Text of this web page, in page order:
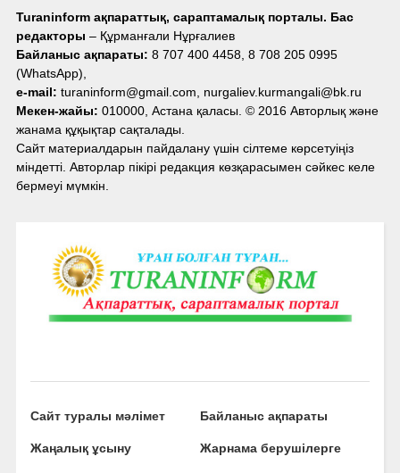
Turaninform ақпараттық, сараптамалық порталы. Бас
редакторы – Құрманғали Нұрғалиев
Байланыс ақпараты: 8 707 400 4458, 8 708 205 0995
(WhatsApp),
e-mail: turaninform@gmail.com, nurgaliev.kurmangali@bk.ru
Мекен-жайы: 010000, Астана қаласы. © 2016 Авторлық және
жанама құқықтар сақталады.
Сайт материалдарын пайдалану үшін сілтеме көрсетуіңіз
міндетті. Авторлар пікірі редакция көзқарасымен сәйкес келе
бермеуі мүмкін.
Сайт туралы мәлімет Байланыс ақпараты
Жаңалық ұсыну Жарнама берушілерге